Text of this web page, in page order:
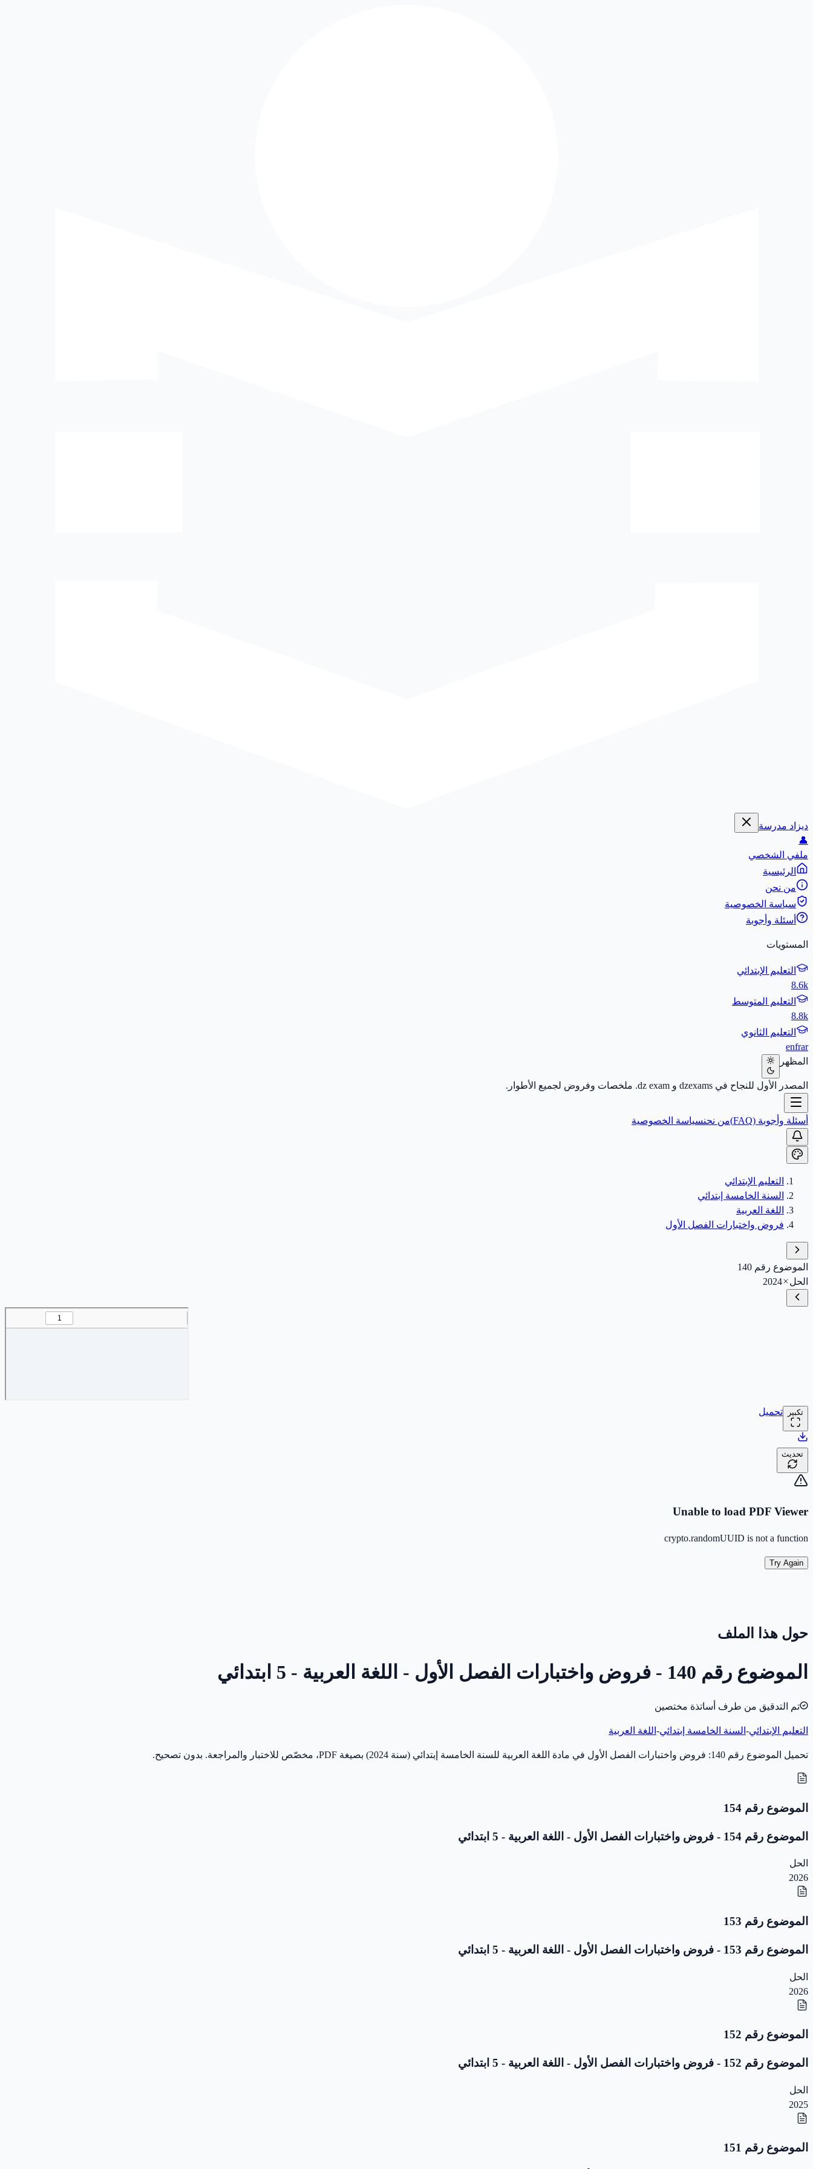
ديزاد مدرسة
👤
ملفي الشخصي
الرئيسية
من نحن
سياسة الخصوصية
أسئلة وأجوبة
المستويات
التعليم الإبتدائي
8.6k
التعليم المتوسط
8.8k
التعليم الثانوي
enfrar
المظهر
المصدر الأول للنجاح في dzexams و dz exam. ملخصات وفروض لجميع الأطوار.
أسئلة وأجوبة (FAQ) من نحنسياسة الخصوصية
التعليم الإبتدائي
السنة الخامسة إبتدائي
اللغة العربية
فروض واختبارات الفصل الأول
الموضوع رقم 140
الحل
2024
تكبير تحميل
تحديث
Unable to load PDF Viewer
crypto.randomUUID is not a function
Try Again
حول هذا الملف
الموضوع رقم 140 - فروض واختبارات الفصل الأول - اللغة العربية - 5 ابتدائي
تم التدقيق من طرف أساتذة مختصين
التعليم الإبتدائي- السنة الخامسة إبتدائي- اللغة العربية
تحميل الموضوع رقم 140: فروض واختبارات الفصل الأول في مادة اللغة العربية للسنة الخامسة إبتدائي (سنة 2024) بصيغة PDF، مخصّص للاختبار والمراجعة. بدون تصحيح.
الموضوع رقم 154
الموضوع رقم 154 - فروض واختبارات الفصل الأول - اللغة العربية - 5 ابتدائي
الحل
2026
الموضوع رقم 153
الموضوع رقم 153 - فروض واختبارات الفصل الأول - اللغة العربية - 5 ابتدائي
الحل
2026
الموضوع رقم 152
الموضوع رقم 152 - فروض واختبارات الفصل الأول - اللغة العربية - 5 ابتدائي
الحل
2025
الموضوع رقم 151